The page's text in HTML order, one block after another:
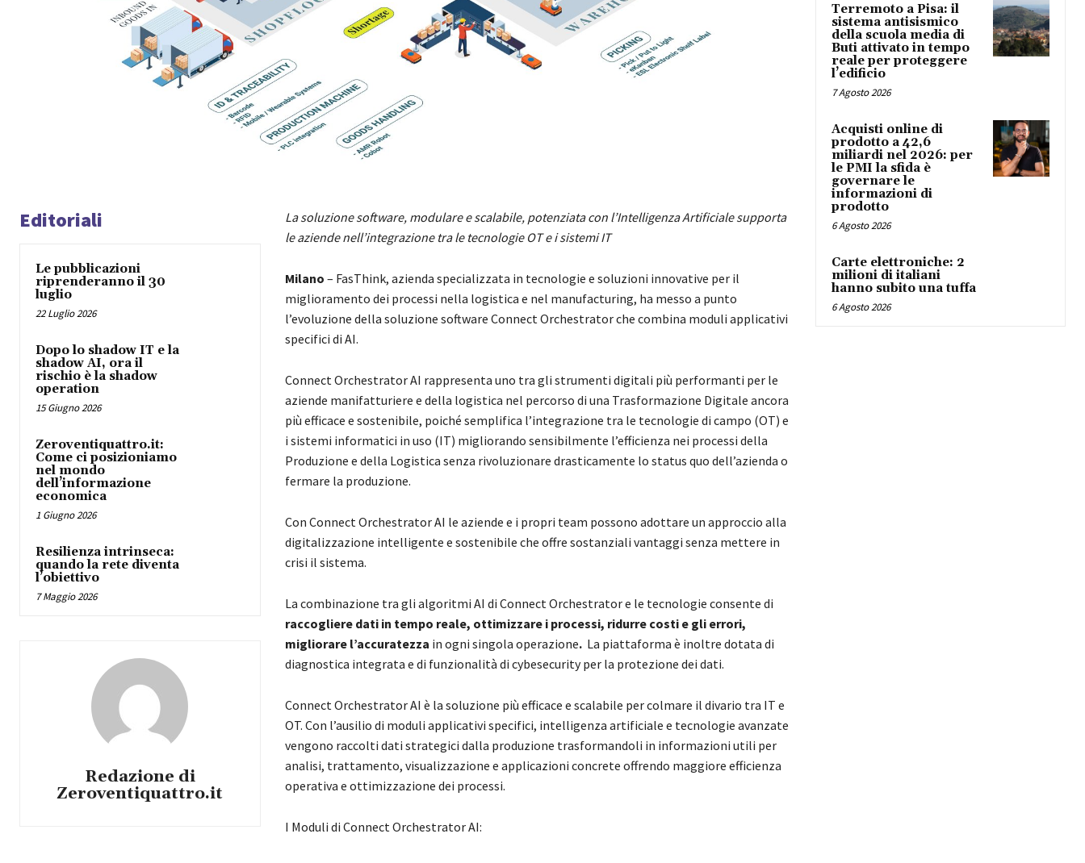
Editoriali
Le pubblicazioni
riprenderanno il 30
luglio
22 Luglio 2026
Dopo lo shadow IT e la
shadow AI, ora il
rischio è la shadow
operation
15 Giugno 2026
Zeroventiquattro.it:
Come ci posizioniamo
nel mondo
dell’informazione
economica
1 Giugno 2026
Resilienza intrinseca:
quando la rete diventa
l’obiettivo
7 Maggio 2026
Redazione di
Zeroventiquattro.it
La soluzione software, modulare e scalabile, potenziata con l’Intelligenza Artificiale supporta
le aziende nell’integrazione tra le tecnologie OT e i sistemi IT
Milano – FasThink, azienda specializzata in tecnologie e soluzioni innovative per il
miglioramento dei processi nella logistica e nel manufacturing, ha messo a punto
l’evoluzione della soluzione software Connect Orchestrator che combina moduli applicativi
specifici di AI.
Connect Orchestrator AI rappresenta uno tra gli strumenti digitali più performanti per le
aziende manifatturiere e della logistica nel percorso di una Trasformazione Digitale ancora
più efficace e sostenibile, poiché semplifica l’integrazione tra le tecnologie di campo (OT) e
i sistemi informatici in uso (IT) migliorando sensibilmente l’efficienza nei processi della
Produzione e della Logistica senza rivoluzionare drasticamente lo status quo dell’azienda o
fermare la produzione.
Con Connect Orchestrator AI le aziende e i propri team possono adottare un approccio alla
digitalizzazione intelligente e sostenibile che offre sostanziali vantaggi senza mettere in
crisi il sistema.
La combinazione tra gli algoritmi AI di Connect Orchestrator e le tecnologie consente di
raccogliere dati in tempo reale, ottimizzare i processi, ridurre costi e gli errori,
migliorare l’accuratezza in ogni singola operazione.La piattaforma è inoltre dotata di
diagnostica integrata e di funzionalità di cybesecurity per la protezione dei dati.
Connect Orchestrator AI è la soluzione più efficace e scalabile per colmare il divario tra IT e
OT. Con l’ausilio di moduli applicativi specifici, intelligenza artificiale e tecnologie avanzate
vengono raccolti dati strategici dalla produzione trasformandoli in informazioni utili per
analisi, trattamento, visualizzazione e applicazioni concrete offrendo maggiore efficienza
operativa e ottimizzazione dei processi.
I Moduli di Connect Orchestrator AI:
Terremoto a Pisa: il
sistema antisismico
della scuola media di
Buti attivato in tempo
reale per proteggere
l’edificio
7 Agosto 2026
Acquisti online di
prodotto a 42,6
miliardi nel 2026: per
le PMI la sfida è
governare le
informazioni di
prodotto
6 Agosto 2026
Carte elettroniche: 2
milioni di italiani
hanno subito una tuffa
6 Agosto 2026